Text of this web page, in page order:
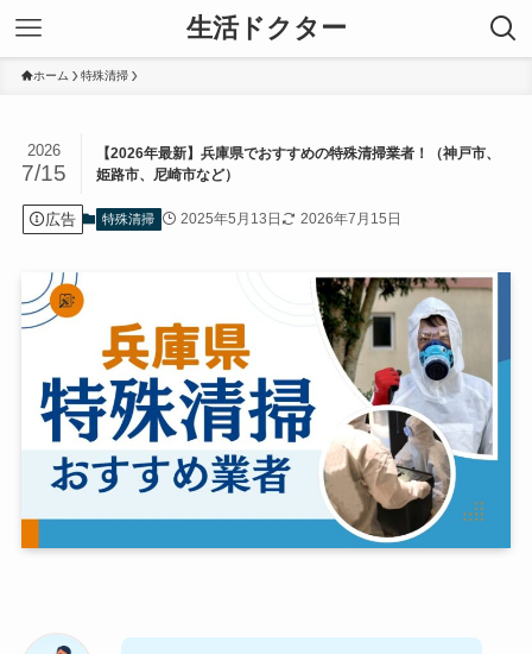
生活ドクター
ホーム 特殊清掃
【2026年最新】兵庫県でおすすめの特殊清掃業者！（神戸市、
姫路市、尼崎市など）
2026
7/15
広告 特殊清掃 2025年5月13日 2026年7月15日